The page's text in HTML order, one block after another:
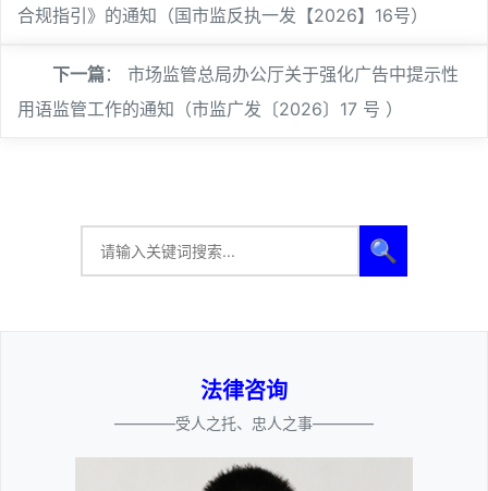
合规指引》的通知（国市监反执一发【2026】16号）
下一篇： 市场监管总局办公厅关于强化广告中提示性
用语监管工作的通知（市监广发〔2026〕17 号 ）
🔍
法律咨询
————受人之托、忠人之事————